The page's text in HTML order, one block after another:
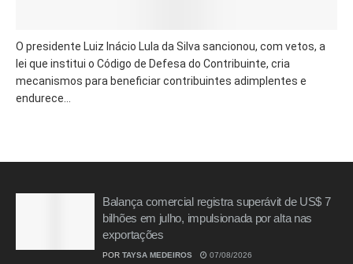
O presidente Luiz Inácio Lula da Silva sancionou, com vetos, a
lei que institui o Código de Defesa do Contribuinte, cria
mecanismos para beneficiar contribuintes adimplentes e
endurece...
Balança comercial registra superávit de US$ 7
bilhões em julho, impulsionada por alta nas
exportações
POR TAYSA MEDEIROS 07/08/2026